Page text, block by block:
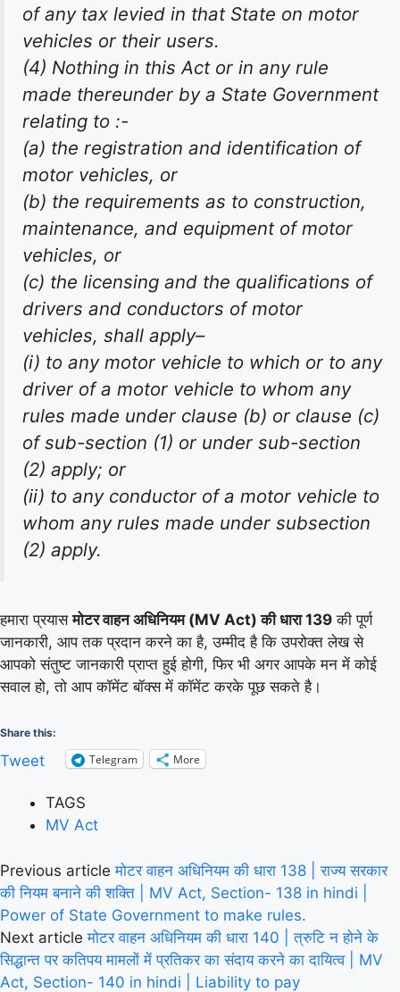
of any tax levied in that State on motor
vehicles or their users.
(4) Nothing in this Act or in any rule
made thereunder by a State Government
relating to :-
(a) the registration and identification of
motor vehicles, or
(b) the requirements as to construction,
maintenance, and equipment of motor
vehicles, or
(c) the licensing and the qualifications of
drivers and conductors of motor
vehicles, shall apply–
(i) to any motor vehicle to which or to any
driver of a motor vehicle to whom any
rules made under clause (b) or clause (c)
of sub-section (1) or under sub-section
(2) apply; or
(ii) to any conductor of a motor vehicle to
whom any rules made under subsection
(2) apply.
हमारा प्रयासमोटर वाहन अधिनियम (MV Act) की धारा 139 की पूर्ण
जानकारी, आप तक प्रदान करने का है, उम्मीद है कि उपरोक्त लेख से
आपको संतुष्ट जानकारी प्राप्त हुई होगी, फिर भी अगर आपके मन में कोई
सवाल हो, तो आप कॉमेंट बॉक्स में कॉमेंट करके पूछ सकते है।
Share this:
Tweet Telegram More
TAGS
MV Act
Previous article मोटर वाहन अधिनियम की धारा 138 | राज्य सरकार
की नियम बनाने की शक्ति | MV Act, Section- 138 in hindi |
Power of State Government to make rules.
Next article मोटर वाहन अधिनियम की धारा 140 | त्रुटि न होने के
सिद्धान्त पर कतिपय मामलों में प्रतिकर का संदाय करने का दायित्व | MV
Act, Section- 140 in hindi | Liability to pay